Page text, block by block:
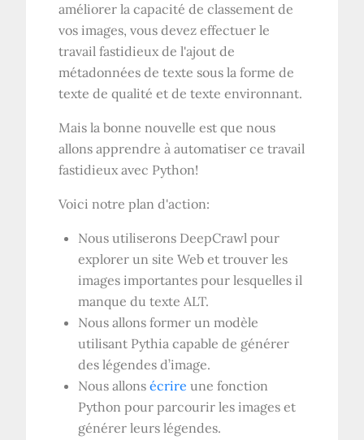
améliorer la capacité de classement de
vos images, vous devez effectuer le
travail fastidieux de l'ajout de
métadonnées de texte sous la forme de
texte de qualité et de texte environnant.
Mais la bonne nouvelle est que nous
allons apprendre à automatiser ce travail
fastidieux avec Python!
Voici notre plan d'action:
Nous utiliserons DeepCrawl pour
explorer un site Web et trouver les
images importantes pour lesquelles il
manque du texte ALT.
Nous allons former un modèle
utilisant Pythia capable de générer
des légendes d’image.
Nous allonsécrire une fonction
Python pour parcourir les images et
générer leurs légendes.